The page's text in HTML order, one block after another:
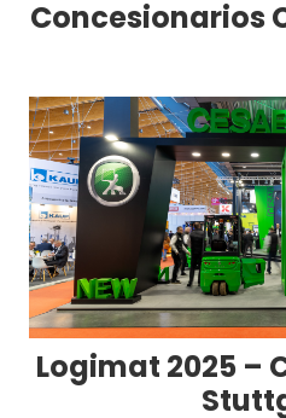
Concesionarios
Logimat 2025 –